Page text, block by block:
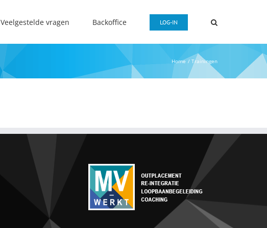
Veelgestelde vragen Backoffice LOG-IN
Home Trainingen